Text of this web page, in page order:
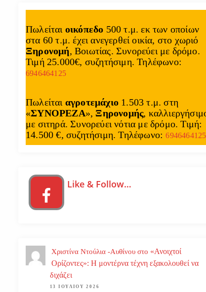
Πωλείται οικόπεδο 500 τ.μ. εκ των οποίων
στα 60 τ.μ. έχει ανεγερθεί οικία, στο χωριό
Ξηρονομή, Βοιωτίας. Συνορεύει με δρόμο.
Τιμή 25.000€, συζητήσιμη. Τηλέφωνο:
6946464125
Πωλείται αγροτεμάχιο 1.503 τ.μ. στη
«ΣΥΝΟΡΕΖΑ», Ξηρονομής,
με σιτηρά. Συνορεύει νότια με δρόμο. Τιμή:
14.500 €, συζητήσιμη. Τηλέφωνο:6946464125
Like & Follow…
Χριστίνα Ντούλια -Αυθίνου στο «Ανοιχτοί
Ορίζοντες»: Η μοντέρνα τέχνη εξακολουθεί να
διχάζει
13 ΙΟΥΛΊΟΥ 2026